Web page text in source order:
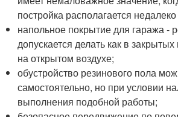
постройка располагается
напольное покрытие для гаража -
допускается делать как в закрытых
на открытом воздухе;
обустройство резинового пола
самостоятельно, но при условии
выполнения подобной работы;